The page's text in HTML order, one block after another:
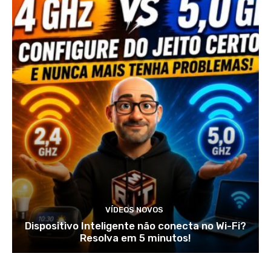
VÍDEOS NOVOS
Dispositivo Inteligente não conecta no Wi-Fi?
Resolva em 5 minutos!